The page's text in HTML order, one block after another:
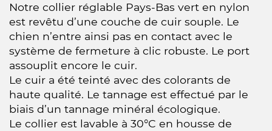
Notre collier réglable Pays-Bas vert en nylon
est revêtu d’une couche de cuir souple. Le
chien n’entre ainsi pas en contact avec le
système de fermeture à clic robuste. Le port
assouplit encore le cuir.
Le cuir a été teinté avec des colorants de
haute qualité. Le tannage est effectué par le
biais d’un tannage minéral écologique.
Le collier est lavable à 30°C en housse de